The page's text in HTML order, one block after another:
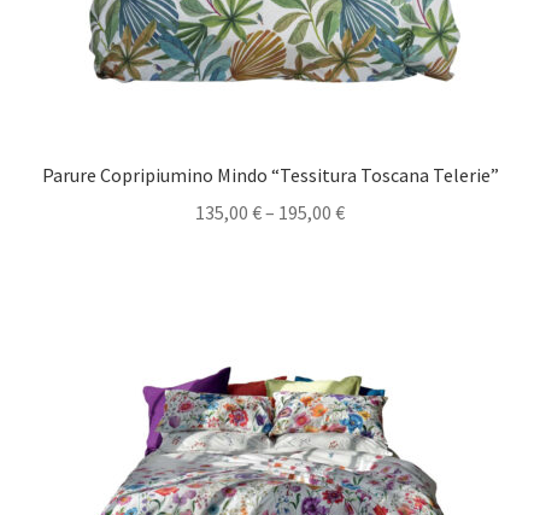
Parure Copripiumino Mindo “Tessitura Toscana Telerie”
135,00 €– 195,00 €